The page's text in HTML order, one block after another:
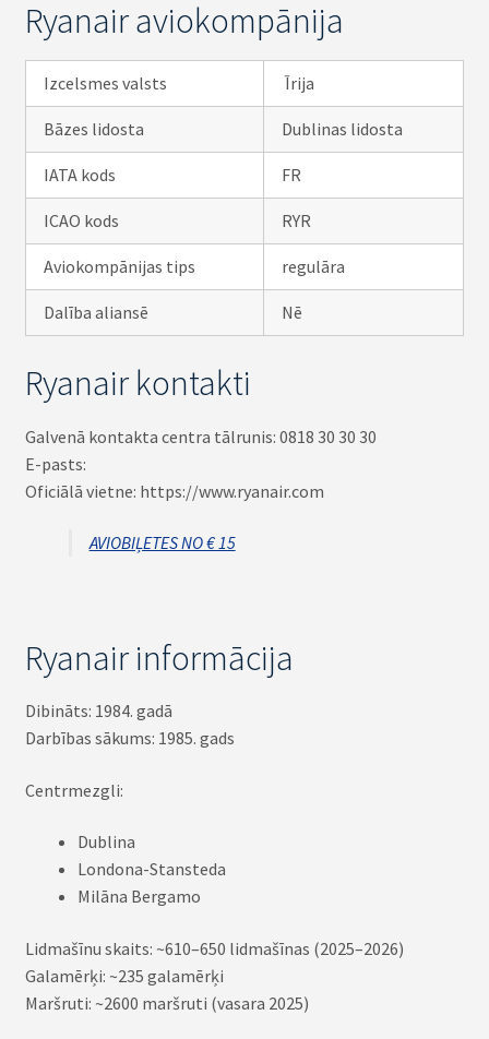
Ryanair aviokompānija
Izcelsmes valsts Īrija
Bāzes lidosta Dublinas lidosta
IATA kods FR
ICAO kods RYR
Aviokompānijas tips regulāra
Dalība aliansē Nē
Ryanair kontakti
Galvenā kontakta centra tālrunis: 0818 30 30 30
E-pasts:
Oficiālā vietne: https://www.ryanair.com
AVIOBIĻETES NO € 15
Ryanair informācija
Dibināts: 1984. gadā
Darbības sākums: 1985. gads
Centrmezgli:
Dublina
Londona-Stansteda
Milāna Bergamo
Lidmašīnu skaits: ~610–650 lidmašīnas (2025–2026)
Galamērķi: ~235 galamērķi
Maršruti: ~2600 maršruti (vasara 2025)